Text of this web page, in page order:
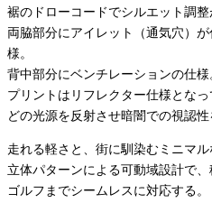
裾のドローコードでシルエット調整
両脇部分にアイレット（通気穴）
様。
背中部分にベンチレーションの仕様
プリントはリフレクター仕様とな
どの光源を反射させ暗闇での視認性
走れる軽さと、街に馴染むミニマル
立体パターンによる可動域設計で
ゴルフまでシームレスに対応する。